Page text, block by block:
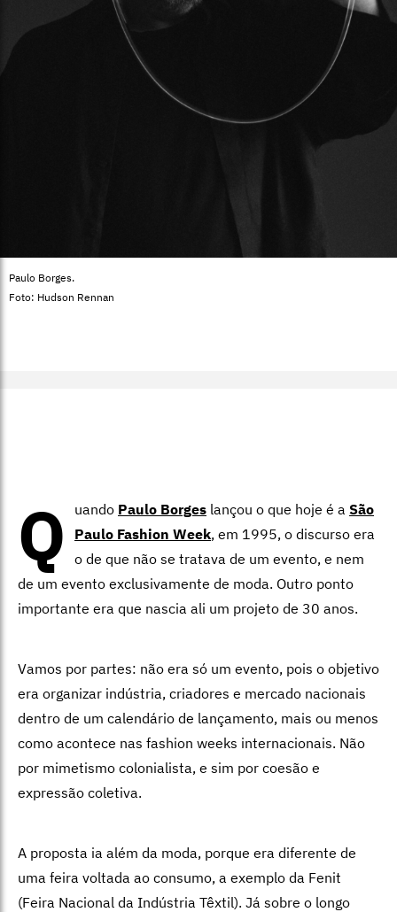
Paulo Borges.
Foto: Hudson Rennan
Q uando Paulo Borges lançou o que hoje é a São
Paulo Fashion Week, em 1995, o discurso era
o de que não se tratava de um evento, e nem
de um evento exclusivamente de moda. Outro ponto
importante era que nascia ali um projeto de 30 anos.
Vamos por partes: não era só um evento, pois o objetivo
era organizar indústria, criadores e mercado nacionais
dentro de um calendário de lançamento, mais ou menos
como acontece nas fashion weeks internacionais. Não
por mimetismo colonialista, e sim por coesão e
expressão coletiva.
A proposta ia além da moda, porque era diferente de
uma feira voltada ao consumo, a exemplo da Fenit
(Feira Nacional da Indústria Têxtil). Já sobre o longo